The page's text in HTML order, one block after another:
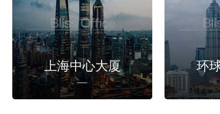
上海中心大厦 环